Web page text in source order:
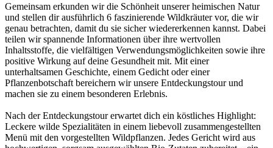
Gemeinsam erkunden wir die Schönheit unserer heimischen Natur
und stellen dir ausführlich 6 faszinierende Wildkräuter vor, die wir
genau betrachten, damit du sie sicher wiedererkennen kannst. Dabei
teilen wir spannende Informationen über ihre wertvollen
Inhaltsstoffe, die vielfältigen Verwendungsmöglichkeiten sowie ihre
positive Wirkung auf deine Gesundheit mit. Mit einer
unterhaltsamen Geschichte, einem Gedicht oder einer
Pflanzenbotschaft bereichern wir unsere Entdeckungstour und
machen sie zu einem besonderen Erlebnis.
Nach der Entdeckungstour erwartet dich ein köstliches Highlight:
Leckere wilde Spezialitäten in einem liebevoll zusammengestellten
Menü mit den vorgestellten Wildpflanzen. Jedes Gericht wird aus